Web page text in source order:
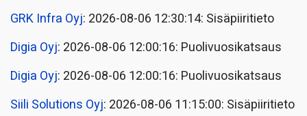
GRK Infra Oyj: 2026-08-06 12:30:14: Sisäpiiritieto
Digia Oyj: 2026-08-06 12:00:16: Puolivuosikatsaus
Digia Oyj: 2026-08-06 12:00:16: Puolivuosikatsaus
Siili Solutions Oyj: 2026-08-06 11:15:00: Sisäpiiritieto